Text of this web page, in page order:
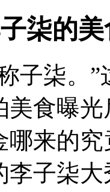
柒的
子柒。
美食曝
哪来的
李子柒